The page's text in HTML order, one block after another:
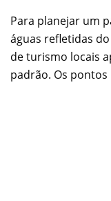
Para planejar um
águas refletidas
de turismo locais
padrão. Os